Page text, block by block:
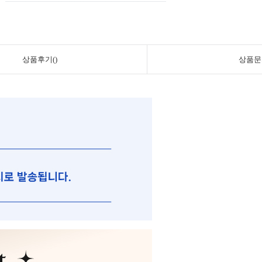
상품후기() 상품